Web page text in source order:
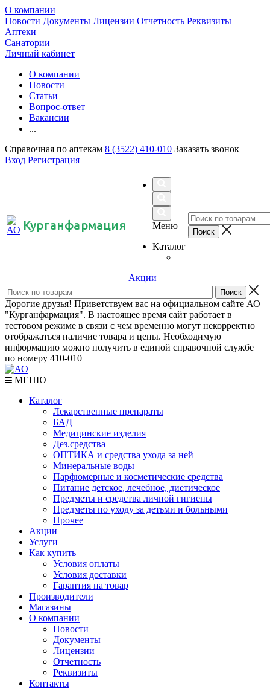
О компании
Новости Документы Лицензии Отчетность Реквизиты
Аптеки
Санатории
Личный кабинет
О компании
Новости
Статьи
Вопрос-ответ
Вакансии
...
Справочная по аптекам 8 (3522) 410-010 Заказать звонок
Вход Регистрация
Курганфармация
Меню
Каталог
Акции
Дорогие друзья! Приветствуем вас на официальном сайте АО
"Курганфармация". В настоящее время сайт работает в
тестовом режиме в связи с чем временно могут некорректно
отображаться наличие товара и цены. Необходимую
информацию можно получить в единой справочной службе
по номеру 410-010
МЕНЮ
Каталог
Лекарственные препараты
БАД
Медицинские изделия
Дез.средства
ОПТИКА и средства ухода за ней
Минеральные воды
Парфюмерные и косметические средства
Питание детское, лечебное, диетическое
Предметы и средства личной гигиены
Предметы по уходу за детьми и больными
Прочее
Акции
Услуги
Как купить
Условия оплаты
Условия доставки
Гарантия на товар
Производители
Магазины
О компании
Новости
Документы
Лицензии
Отчетность
Реквизиты
Контакты